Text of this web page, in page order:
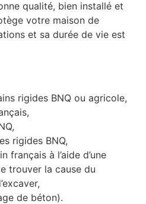
qualité, bien installé et
votre maison de
et sa durée de vie est
rigides BNQ ou agricole,
rigides BNQ,
français à l’aide d’une
trouver la cause du
de béton).